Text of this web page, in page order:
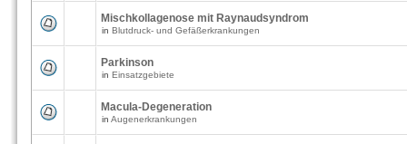
Mischkollagenose mit Raynaudsyndrom
in Blutdruck- und Gefäßerkrankungen
Parkinson
in Einsatzgebiete
Macula-Degeneration
in Augenerkrankungen